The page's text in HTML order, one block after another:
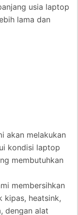
usia laptop
lama dan
akan melakukan
kondisi laptop
membutuhkan
membersihkan
kipas, heatsink,
dengan alat